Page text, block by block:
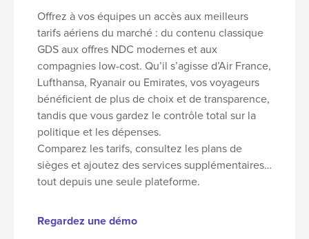
Offrez à vos équipes un accès aux meilleurs
tarifs aériens du marché : du contenu classique
GDS aux offres NDC modernes et aux
compagnies low-cost. Qu’il s’agisse d’Air France,
Lufthansa, Ryanair ou Emirates, vos voyageurs
bénéficient de plus de choix et de transparence,
tandis que vous gardez le contrôle total sur la
politique et les dépenses.
Comparez les tarifs, consultez les plans de
sièges et ajoutez des services supplémentaires…
tout depuis une seule plateforme.
Regardez une démo